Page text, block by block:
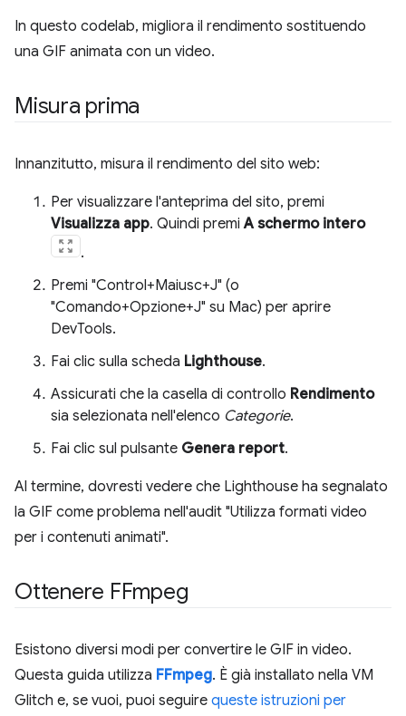
In questo codelab, migliora il rendimento sostituendo
una GIF animata con un video.
Misura prima
Innanzitutto, misura il rendimento del sito web:
Per visualizzare l'anteprima del sito, premi
Visualizza app. Quindi premiA schermo intero
.
Premi "Control+Maiusc+J" (o
"Comando+Opzione+J" su Mac) per aprire
DevTools.
Fai clic sulla scheda Lighthouse.
Assicurati che la casella di controllo Rendimento
sia selezionata nell'elenco Categorie.
Fai clic sul pulsante Genera report.
Al termine, dovresti vedere che Lighthouse ha segnalato
la GIF come problema nell'audit "Utilizza formati video
per i contenuti animati".
Ottenere FFmpeg
Esistono diversi modi per convertire le GIF in video.
Questa guida utilizza FFmpeg. È già installato nella VM
Glitch e, se vuoi, puoi seguire queste istruzioni per